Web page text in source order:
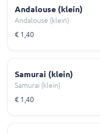
Andalouse (klein)
Andalouse (klein)
€ 1,40
Samurai (klein)
Samurai (klein)
€ 1,40